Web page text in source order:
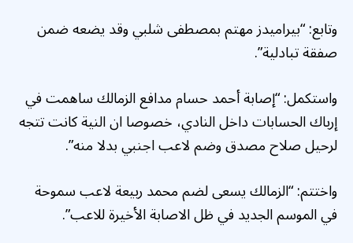
وتابع: “بيراميدز مهتم بمصطفى شلبي وقد يضعه ضمن
صفقة تبادلية”.
واستكمل: “إصابة أحمد حسام مدافع الزمالك ساهمت في
إرباك الحسابات داخل النادي، خصوصا ان النية كانت تتجه
لرحيل صلاح مصدق وضم لاعب اجنبي بدلا منه”.
واختتم: “الزمالك يسعى لضم محمد ربيعة لاعب سموحة
في الموسم الجديد في ظل الاصابة الأخيرة للاعب”.